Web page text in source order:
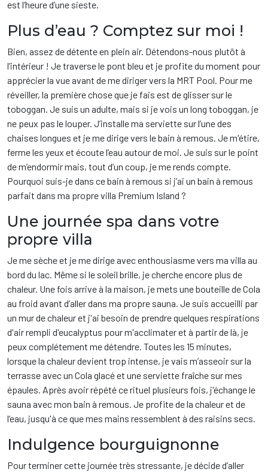
est l’heure d’une sieste.
Plus d’eau ? Comptez sur moi !
Bien, assez de détente en plein air. Détendons-nous plutôt à
l’intérieur ! Je traverse le pont bleu et je profite du moment pour
apprécier la vue avant de me diriger vers la MRT Pool. Pour me
réveiller, la première chose que je fais est de glisser sur le
toboggan. Je suis un adulte, mais si je vois un long toboggan, je
ne peux pas le louper. J’installe ma serviette sur l’une des
chaises longues et je me dirige vers le bain à remous. Je m'étire,
ferme les yeux et écoute l’eau autour de moi. Je suis sur le point
de m’endormir mais, tout d’un coup, je me rends compte.
Pourquoi suis-je dans ce bain à remous si j’ai un bain à remous
parfait dans ma propre villa Premium Island ?
Une journée spa dans votre
propre villa
Je me sèche et je me dirige avec enthousiasme vers ma villa au
bord du lac. Même si le soleil brille, je cherche encore plus de
chaleur. Une fois arrive à la maison, je mets une bouteille de Cola
au froid avant d’aller dans ma propre sauna. Je suis accueilli par
un mur de chaleur et j'ai besoin de prendre quelques respirations
d'air rempli d'eucalyptus pour m'acclimater et à partir de là, je
peux complétement me détendre. Toutes les 15 minutes,
lorsque la chaleur devient trop intense, je vais m’asseoir sur la
terrasse avec un Cola glacé et une serviette fraîche sur mes
épaules. Après avoir répété ce rituel plusieurs fois, j'échange le
sauna avec mon bain à remous. Je profite de la chaleur et de
l’eau, jusqu'à ce que mes mains ressemblent à des raisins secs.
Indulgence bourguignonne
Pour terminer cette journée très stressante, je décide d’aller